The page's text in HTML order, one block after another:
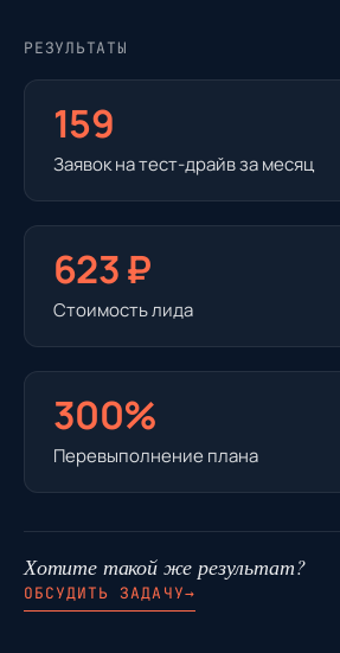
РЕЗУЛЬТАТЫ
159
Заявок на тест-драйв за месяц
623 ₽
Стоимость лида
300%
Перевыполнение плана
Хотите такой же результат?
ОБСУДИТЬ ЗАДАЧУ→